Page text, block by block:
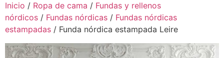
Inicio / Ropa de cama / Fundas y rellenos
nórdicos / Fundas nórdicas / Fundas nórdicas
estampadas / Funda nórdica estampada Leire